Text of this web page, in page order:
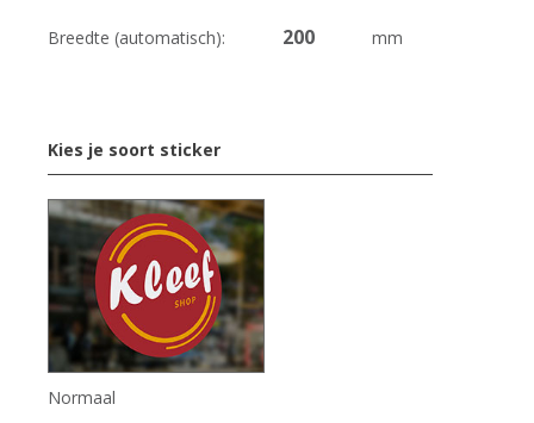
Breedte (automatisch): mm
Kies je soort sticker
Normaal